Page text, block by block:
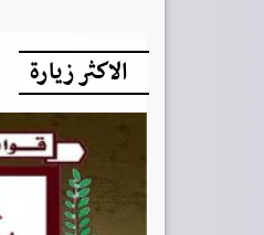
الاكثر زيارة